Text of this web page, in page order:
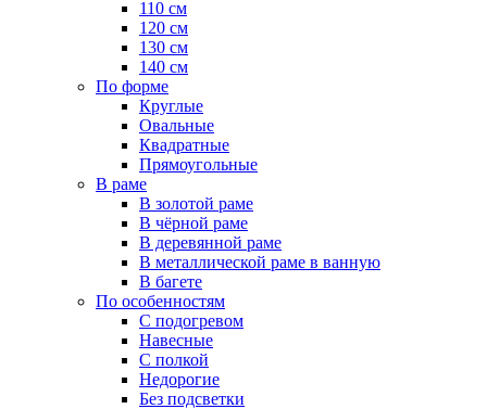
110 см
120 см
130 см
140 см
По форме
Круглые
Овальные
Квадратные
Прямоугольные
В раме
В золотой раме
В чёрной раме
В деревянной раме
В металлической раме в ванную
В багете
По особенностям
С подогревом
Навесные
С полкой
Недорогие
Без подсветки